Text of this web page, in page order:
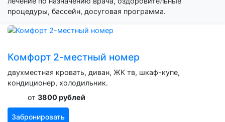
процедуры, бассейн, досуговая программа.
Комфорт 2-местный номер
двухместная кровать, диван, ЖК тв, шкаф-купе,
кондиционер, холодильник.
от 3800 рублей
Забронировать